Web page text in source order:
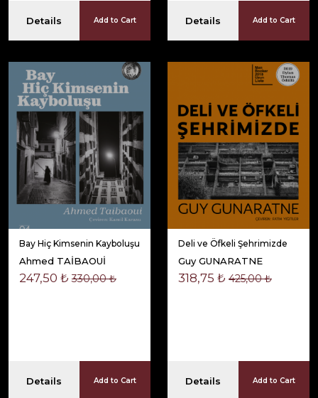
Details Add to Cart Details Add to Cart
Bay Hiç Kimsenin Kayboluşu
Ahmed TAİBAOUİ
247,50 ₺ 330,00 ₺
Details Add to Cart
Deli ve Öfkeli Şehrimizde
Guy GUNARATNE
318,75 ₺ 425,00 ₺
Details Add to Cart